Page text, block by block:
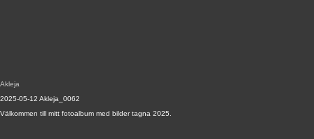
Akleja
2025-05-12 Akleja_0062
Välkommen till mitt fotoalbum med bilder tagna 2025.